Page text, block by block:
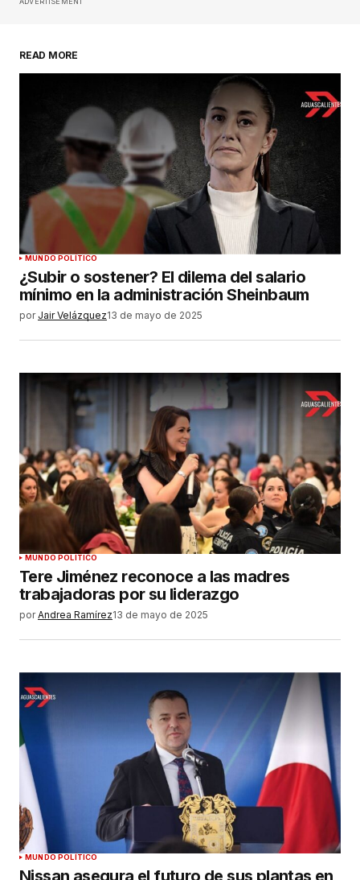
publicada.
Su nombre *
Tu correo electrónico*
Guardar mi nombre, correo electrónico y sitio
web en este navegador para la próxima vez que
haga un comentario.
READ MORE
MUNDO POLÍTICO
¿Subir o sostener? El dilema del salario
mínimo en la administración Sheinbaum
por Jair Velázquez13 de mayo de 2025
MUNDO POLÍTICO
Tere Jiménez reconoce a las madres
trabajadoras por su liderazgo
por Andrea Ramírez13 de mayo de 2025
MUNDO POLÍTICO